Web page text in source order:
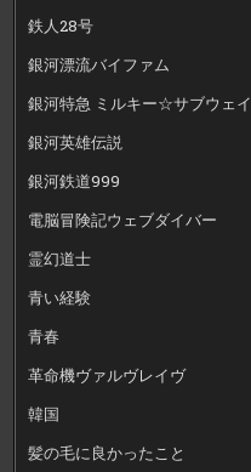
鉄人28号
銀河漂流バイファム
銀河特急 ミルキー☆サブウェイ
銀河英雄伝説
銀河鉄道999
電脳冒険記ウェブダイバー
霊幻道士
青い経験
青春
革命機ヴァルヴレイヴ
韓国
髪の毛に良かったこと